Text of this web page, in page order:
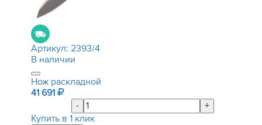
Артикул: 2393/4
В наличии
Нож раскладной
41 691
-
+
Купить в 1 клик